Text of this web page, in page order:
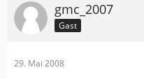
gmc_2007
Gast
29. Mai 2008